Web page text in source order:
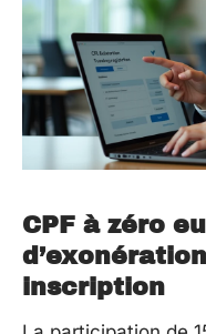
CPF à zéro
inscription